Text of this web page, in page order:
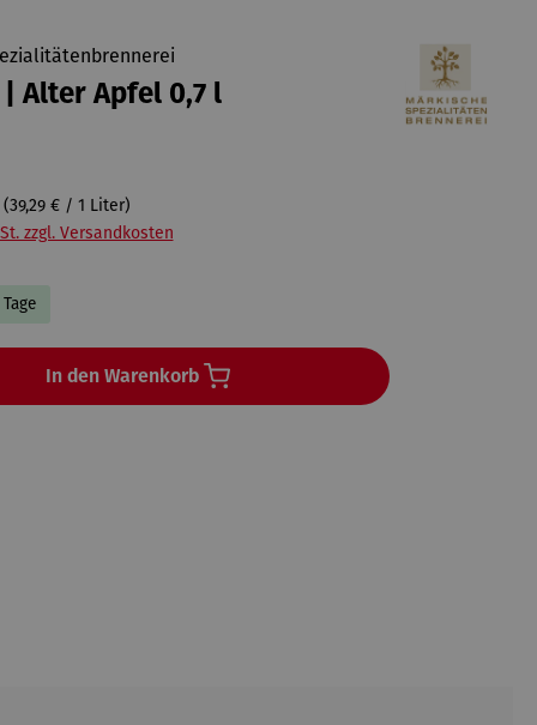
Alter Apfel 0,7 l
(39,29 € / 1 Liter)
zzgl. Versandkosten
In den Warenkorb